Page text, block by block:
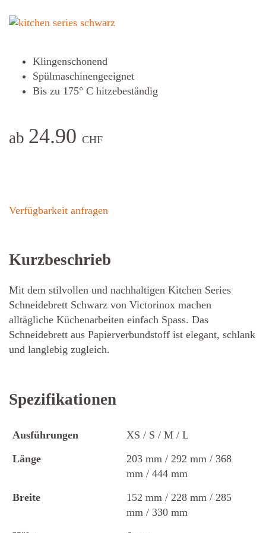
Klingenschonend
Spülmaschinengeeignet
Bis zu 175° C hitzebeständig
ab 24.90 CHF
Verfügbarkeit anfragen
Kurzbeschrieb
Mit dem stilvollen und nachhaltigen Kitchen Series
Schneidebrett Schwarz von Victorinox machen
alltägliche Küchenarbeiten einfach Spass. Das
Schneidebrett aus Papierverbundstoff ist elegant, schlank
und langlebig zugleich.
Spezifikationen
Ausführungen
XS / S / M / L
Länge
203 mm / 292 mm / 368
mm / 444 mm
Breite
152 mm / 228 mm / 285
mm / 330 mm